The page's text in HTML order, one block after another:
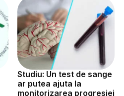
Studiu: Un test de sange
ar putea ajuta la
monitorizarea progresiei